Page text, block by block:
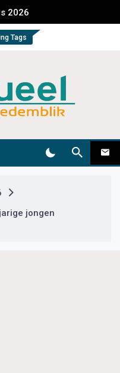
2026
Tags
jongen